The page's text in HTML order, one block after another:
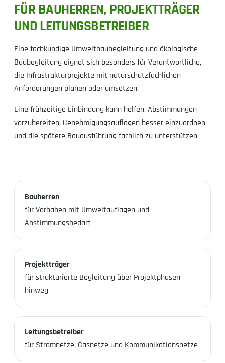
FÜR BAUHERREN, PROJEKTTRÄGER
UND LEITUNGSBETREIBER
Eine fachkundige Umweltbaubegleitung und ökologische
Baubegleitung eignet sich besonders für Verantwortliche,
die Infrastrukturprojekte mit naturschutzfachlichen
Anforderungen planen oder umsetzen.
Eine frühzeitige Einbindung kann helfen, Abstimmungen
vorzubereiten, Genehmigungsauflagen besser einzuordnen
und die spätere Bauausführung fachlich zu unterstützen.
Bauherren
für Vorhaben mit Umweltauflagen und
Abstimmungsbedarf
Projektträger
für strukturierte Begleitung über Projektphasen
hinweg
Leitungsbetreiber
für Stromnetze, Gasnetze und Kommunikationsnetze